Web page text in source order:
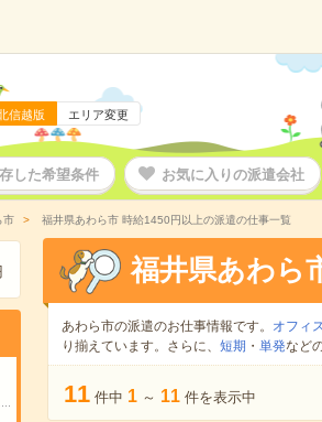
信越版 エリア変更
した希望条件 お気に入りの派遣会社
市 福井県あわら市 時給1450円以上の派遣の仕事一覧
福井県あわら
あわら市の派遣のお仕事情報です。 オフィ
り揃えています。さらに、 短期 ・ 単発など
11 件中 1 ～ 11 件を表示中